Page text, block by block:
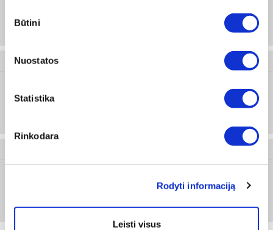
pasirinkimas
Būtini
Nuostatos
Statistika
Rinkodara
Rodyti informaciją
Leisti visus
Prisijungti arba registruotis
0899 470 123
Prisijungti arba registruotis
50 vnt
Prisijungti arba registruotis